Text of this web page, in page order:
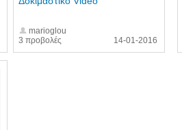
3 προβολές
marioglou
14-01-2016